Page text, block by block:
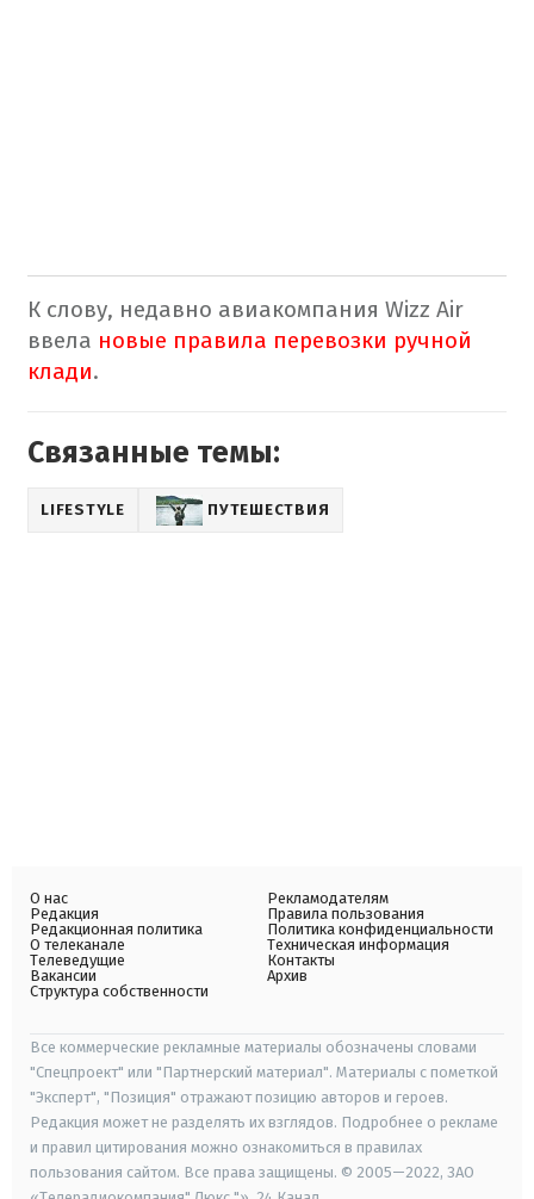
К слову, недавно авиакомпания Wizz Air
ввела новые правила перевозки ручной
клади.
Связанные темы:
LIFESTYLE ПУТЕШЕСТВИЯ
О нас
Редакция
Редакционная политика
О телеканале
Телеведущие
Вакансии
Структура собственности
Рекламодателям
Правила пользования
Политика конфиденциальности
Техническая информация
Контакты
Архив
Все коммерческие рекламные материалы обозначены словами
"Спецпроект" или "Партнерский материал". Материалы с пометкой
"Эксперт", "Позиция" отражают позицию авторов и героев.
Редакция может не разделять их взглядов. Подробнее о рекламе
и правил цитирования можно ознакомиться в правилах
пользования сайтом. Все права защищены. © 2005—2022, ЗАО